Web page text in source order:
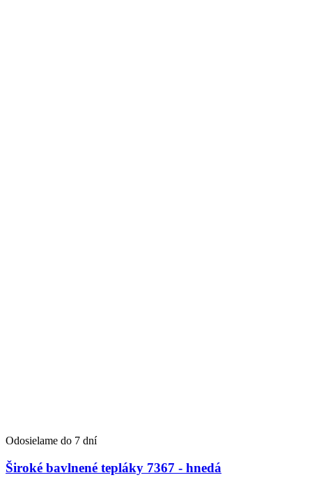
Odosielame do 7 dní
Široké bavlnené tepláky 7367 - hnedá